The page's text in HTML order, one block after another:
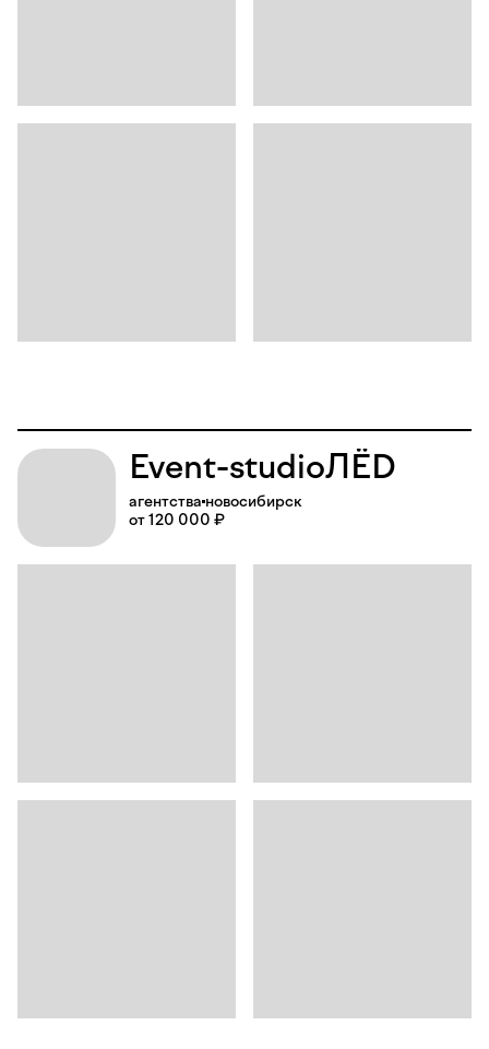
Event-studioЛЁD
агентства новосибирск
от 120 000 ₽